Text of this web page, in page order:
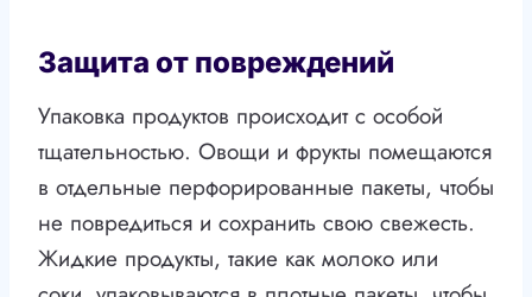
Защита от повреждений
Упаковка продуктов происходит с особой
тщательностью. Овощи и фрукты помещаются
в отдельные перфорированные пакеты, чтобы
не повредиться и сохранить свою свежесть.
Жидкие продукты, такие как молоко или